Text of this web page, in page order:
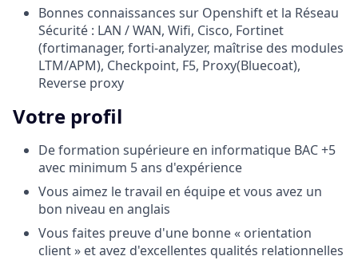
Bonnes connaissances sur Openshift et la Réseau
Sécurité : LAN / WAN, Wifi, Cisco, Fortinet
(fortimanager, forti-analyzer, maîtrise des modules
LTM/APM), Checkpoint, F5, Proxy(Bluecoat),
Reverse proxy
Votre profil
De formation supérieure en informatique BAC +5
avec minimum 5 ans d'expérience
Vous aimez le travail en équipe et vous avez un
bon niveau en anglais
Vous faites preuve d'une bonne « orientation
client » et avez d'excellentes qualités relationnelles